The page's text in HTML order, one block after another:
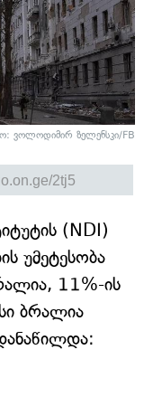
ვოლოდიმირ ზელენსკი/FB
(NDI)
უმეტესობა
11%-ის
ბრალია